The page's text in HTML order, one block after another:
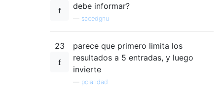
debe informar?
saeedgnu
23
parece que primero limita los
resultados a 5 entradas, y luego
invierte
polaridad